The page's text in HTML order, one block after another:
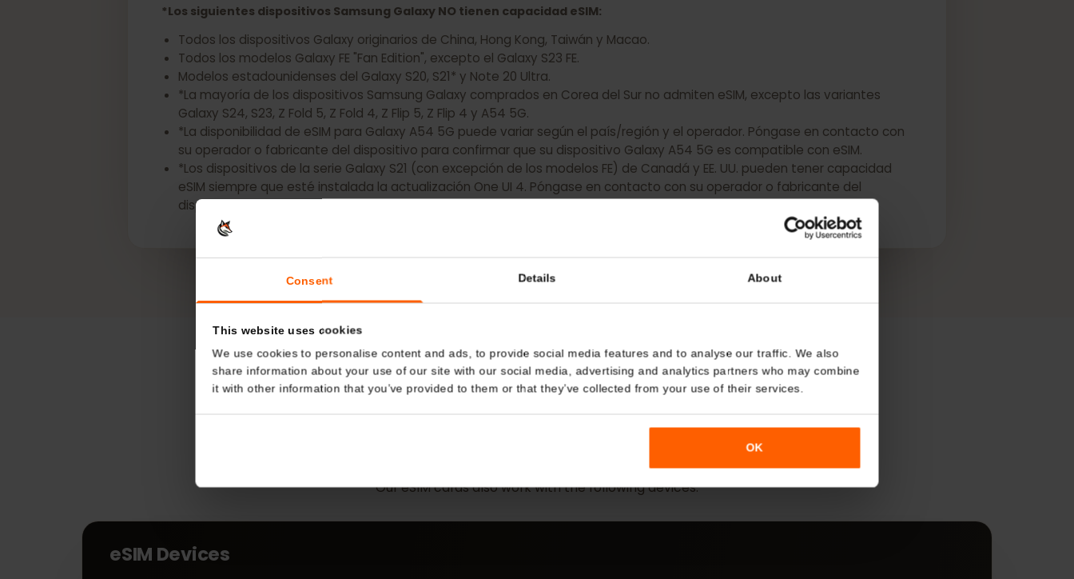
Consent Details About
We use cookies to personalise content and ads, to provide social media features and to analyse our traffic. We also
share information about your use of our site with our social media, advertising and analytics partners who may combine
it with other information that you’ve provided to them or that they’ve collected from your use of their services.
*Los siguientes dispositivos Samsung Galaxy NO tienen capacidad eSIM:
Todos los dispositivos Galaxy originarios de China, Hong Kong, Taiwán y Macao.
Todos los modelos Galaxy FE "Fan Edition", excepto el Galaxy S23 FE.
Modelos estadounidenses del Galaxy S20, S21* y Note 20 Ultra.
*La mayoría de los dispositivos Samsung Galaxy comprados en Corea del Sur no admiten eSIM, excepto las variantes
Galaxy S24, S23, Z Fold 5, Z Fold 4, Z Flip 5, Z Flip 4 y A54 5G.
*La disponibilidad de eSIM para Galaxy A54 5G puede variar según el país/región y el operador. Póngase en contacto con
su operador o fabricante del dispositivo para confirmar que su dispositivo Galaxy A54 5G es compatible con eSIM.
*Los dispositivos de la serie Galaxy S21 (con excepción de los modelos FE) de Canadá y EE. UU. pueden tener capacidad
eSIM siempre que esté instalada la actualización One UI 4. Póngase en contacto con su operador o fabricante del
MÁS
eSIM Devices